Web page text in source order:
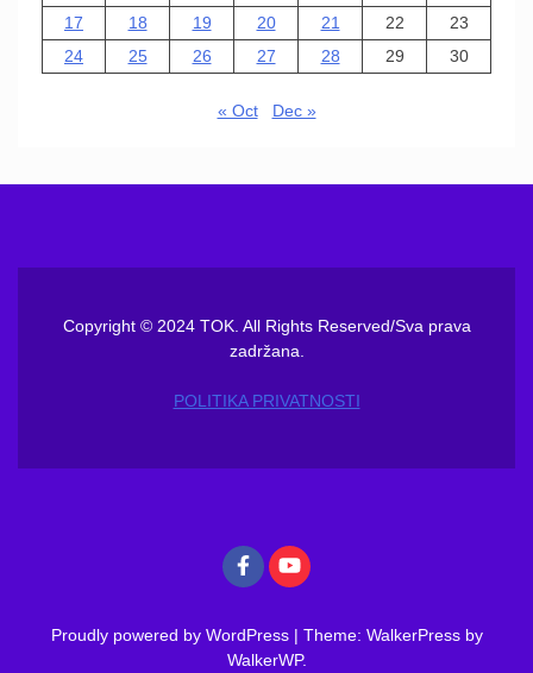
17
18 19 20 21 22
23
24
25 26 27 28 29 30
« Oct Dec »
Copyright © 2024 TOK. All Rights Reserved/Sva prava
zadržana.
POLITIKA PRIVATNOSTI
Proudly powered by WordPress | Theme: WalkerPress by
WalkerWP.